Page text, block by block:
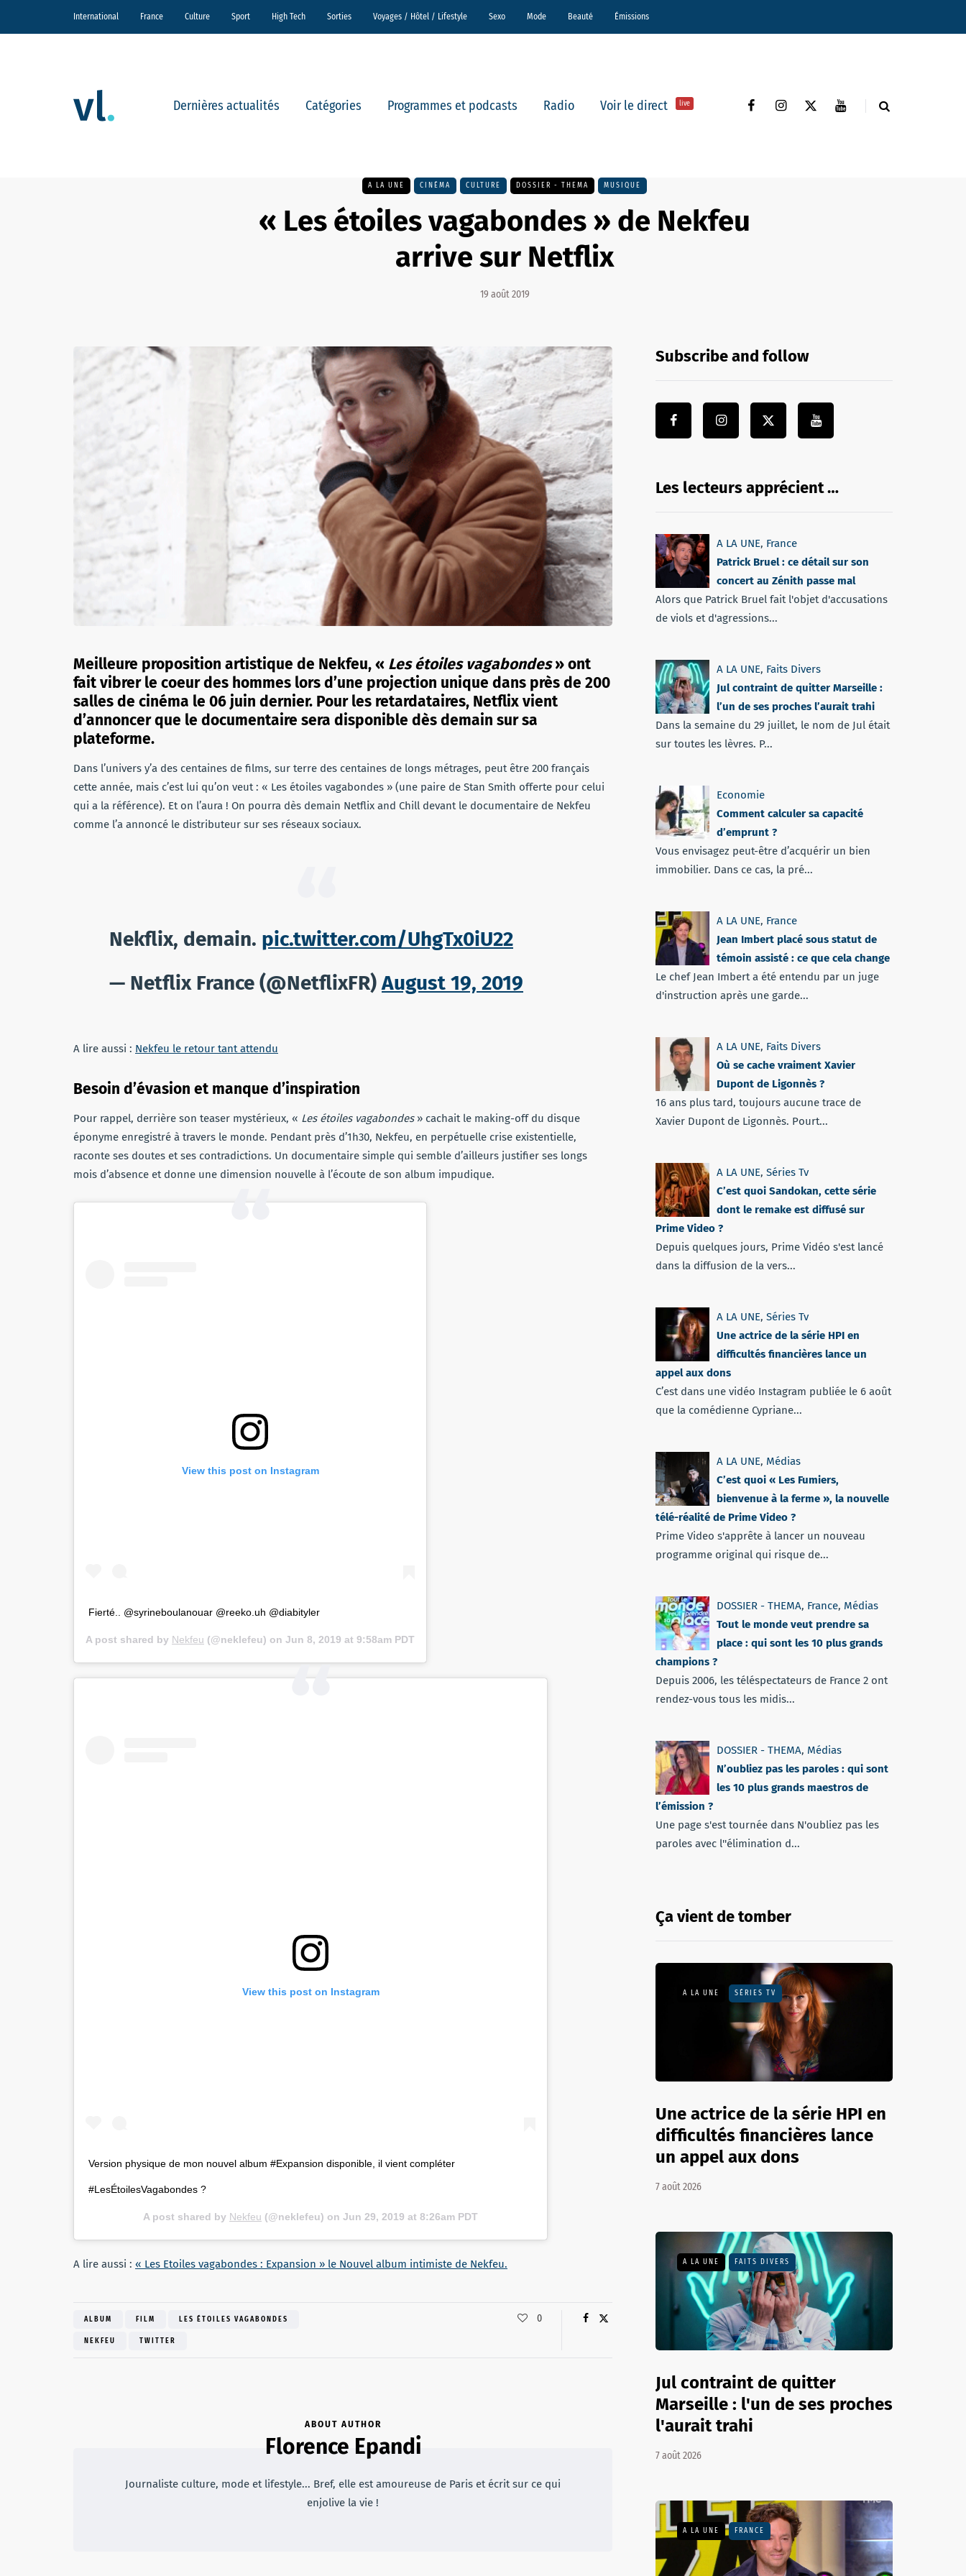
International France Culture Sport High Tech Sorties Voyages / Hôtel / Lifestyle Sexo Mode Beauté Émissions
Dernières actualités Catégories Programmes et podcasts Radio Voir le direct live
A LA UNE CINÉMA CULTURE DOSSIER - THEMA MUSIQUE
« Les étoiles vagabondes » de Nekfeu
arrive sur Netflix
19 août 2019
Meilleure proposition artistique de Nekfeu, « Les étoiles vagabondes» ont
fait vibrer le coeur des hommes lors d’une projection unique dans près de 200
salles de cinéma le 06 juin dernier. Pour les retardataires, Netflix vient
d’annoncer que le documentaire sera disponible dès demain sur sa
plateforme.
Dans l’univers y’a des centaines de films, sur terre des centaines de longs métrages, peut être 200 français
cette année, mais c’est lui qu’on veut : « Les étoiles vagabondes » (une paire de Stan Smith offerte pour celui
qui a la référence). Et on l’aura ! On pourra dès demain Netflix and Chill devant le documentaire de Nekfeu
comme l’a annoncé le distributeur sur ses réseaux sociaux.
Nekflix, demain. pic.twitter.com/UhgTx0iU22
— Netflix France (@NetflixFR) August 19, 2019
A lire aussi : Nekfeu le retour tant attendu
Besoin d’évasion et manque d’inspiration
Pour rappel, derrière son teaser mystérieux, « Les étoiles vagabondes» cachait le making-off du disque
éponyme enregistré à travers le monde. Pendant près d’1h30, Nekfeu, en perpétuelle crise existentielle,
raconte ses doutes et ses contradictions. Un documentaire simple qui semble d’ailleurs justifier ses longs
mois d’absence et donne une dimension nouvelle à l’écoute de son album impudique.
View this post on Instagram
Fierté.. @syrineboulanouar @reeko.uh @diabityler
A post shared by Nekfeu (@neklefeu) on Jun 8, 2019 at 9:58am PDT
View this post on Instagram
Version physique de mon nouvel album #Expansion disponible, il vient compléter
#LesÉtoilesVagabondes ?
A post shared by Nekfeu (@neklefeu) on Jun 29, 2019 at 8:26am PDT
A lire aussi : « Les Etoiles vagabondes : Expansion » le Nouvel album intimiste de Nekfeu.
ALBUM FILM LES ÉTOILES VAGABONDES
NEKFEU TWITTER
0
ABOUT AUTHOR
Florence Epandi
Journaliste culture, mode et lifestyle... Bref, elle est amoureuse de Paris et écrit sur ce qui
enjolive la vie !
Subscribe and follow
Les lecteurs apprécient …
A LA UNE, France
Patrick Bruel : ce détail sur son
concert au Zénith passe mal
Alors que Patrick Bruel fait l'objet d'accusations
de viols et d'agressions...
A LA UNE, Faits Divers
Jul contraint de quitter Marseille :
l’un de ses proches l’aurait trahi
Dans la semaine du 29 juillet, le nom de Jul était
sur toutes les lèvres. P...
Economie
Comment calculer sa capacité
d’emprunt ?
Vous envisagez peut-être d’acquérir un bien
immobilier. Dans ce cas, la pré...
A LA UNE, France
Jean Imbert placé sous statut de
témoin assisté : ce que cela change
Le chef Jean Imbert a été entendu par un juge
d'instruction après une garde...
A LA UNE, Faits Divers
Où se cache vraiment Xavier
Dupont de Ligonnès ?
16 ans plus tard, toujours aucune trace de
Xavier Dupont de Ligonnès. Pourt...
A LA UNE, Séries Tv
C’est quoi Sandokan, cette série
dont le remake est diffusé sur
Prime Video ?
Depuis quelques jours, Prime Vidéo s'est lancé
dans la diffusion de la vers...
A LA UNE, Séries Tv
Une actrice de la série HPI en
difficultés financières lance un
appel aux dons
C’est dans une vidéo Instagram publiée le 6 août
que la comédienne Cypriane...
A LA UNE, Médias
C’est quoi « Les Fumiers,
bienvenue à la ferme », la nouvelle
télé-réalité de Prime Video ?
Prime Video s'apprête à lancer un nouveau
programme original qui risque de...
DOSSIER - THEMA, France, Médias
Tout le monde veut prendre sa
place : qui sont les 10 plus grands
champions ?
Depuis 2006, les téléspectateurs de France 2 ont
rendez-vous tous les midis...
DOSSIER - THEMA, Médias
N’oubliez pas les paroles : qui sont
les 10 plus grands maestros de
l’émission ?
Une page s'est tournée dans N'oubliez pas les
paroles avec l''élimination d...
Ça vient de tomber
A LA UNE SÉRIES TV
Une actrice de la série HPI en
difficultés financières lance
un appel aux dons
7 août 2026
A LA UNE FAITS DIVERS
Jul contraint de quitter
Marseille : l'un de ses proches
l'aurait trahi
7 août 2026
A LA UNE FRANCE